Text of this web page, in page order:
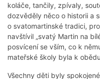
koláče, tančily, zpívaly,
dozvěděly něco o historii a
o svatomartinské tradici,
navštívil „svatý Martin na
posvícení se vším, co k
mateřské školy byla k
Všechny děti byly